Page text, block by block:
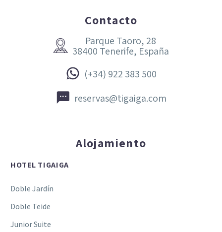
Contacto


Parque Taoro, 28
38400 Tenerife, España

 (+34) 922 383 500

 reservas@tigaiga.com
Alojamiento
HOTEL TIGAIGA
Doble Jardín
Doble Teide
Junior Suite